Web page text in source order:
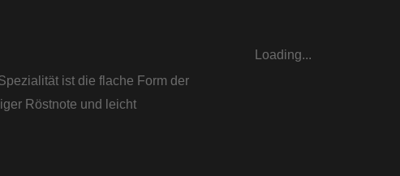
ist die flache Form der
Röstnote und leicht
Loading...